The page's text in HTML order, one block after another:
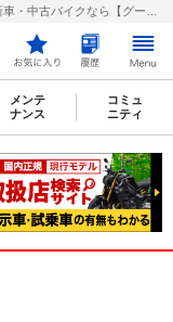
メンテ
ナンス
コミュ
ニティ